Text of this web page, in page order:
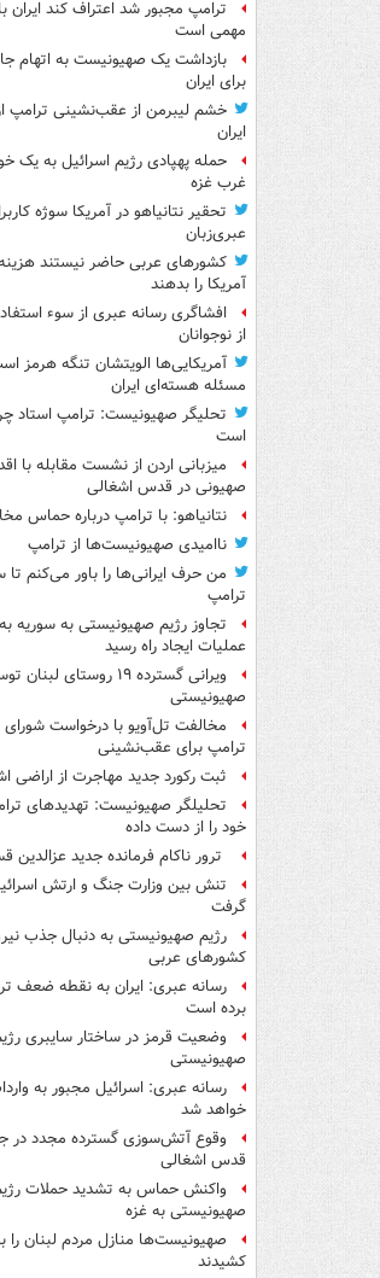
ترامپ مجبور شد اعتراف کند ایران
مهمی است
بازداشت یک صهیونیست به اتهام
برای ایران
خشم لیبرمن از عقب‌نشینی ترامپ
ایران
حمله پهپادی رژیم اسرائیل به یک
غرب غزه
تحقیر نتانیاهو در آمریکا سوژه
عبری‌زبان
کشورهای عربی حاضر نیستند
آمریکا را بدهند
افشاگری رسانه عبری از سوء
از نوجوانان
آمریکایی‌ها الویتشان تنگه هرمز
مسئله هسته‌ای ایران
تحلیگر صهیونیست: ترامپ استاد
است
میزبانی اردن از نشست مقابله با
صهیونی در قدس اشغالی
نتانیاهو: با ترامپ درباره حماس
ناامیدی صهیونیست‌ها از ترامپ
من حرف ایرانی‌ها را باور می‌کنم
ترامپ
تجاوز رژیم صهیونیستی به سوریه
عملیات ایجاد راه رسید
ویرانی گسترده ۱۹ روستای
صهیونیستی
مخالفت تل‌آویو با درخواست
ترامپ برای عقب‌نشینی
ثبت رکورد جدید مهاجرت از اراضی
تحلیلگر صهیونیست: تهدیدهای
خود را از دست داده
ترور ناکام فرمانده جدید عزالدین
تنش بین وزارت جنگ و ارتش
گرفت
رژیم صهیونیستی به دنبال جذب
کشورهای عربی
رسانه عبری: ایران به نقطه ضعف
برده است
وضعیت قرمز در ساختار سایبری
صهیونیستی
رسانه عبری: اسرائیل مجبور به
خواهد شد
وقوع آتش‌سوزی گسترده مجدد در
قدس اشغالی
واکنش حماس به تشدید حملات
صهیونیستی به غزه
صهیونیست‌ها منازل مردم لبنان را
کشیدند